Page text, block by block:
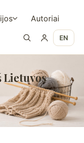
Autoriai
EN
Lietuvos